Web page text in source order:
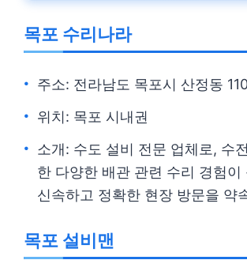
목포 수리나라
주소: 전라남도 목포시 산정동
위치: 목포 시내권
소개: 수도 설비 전문 업체로, 수
한 다양한 배관 관련 수리 경험이
신속하고 정확한 현장 방문을 약
목포 설비맨